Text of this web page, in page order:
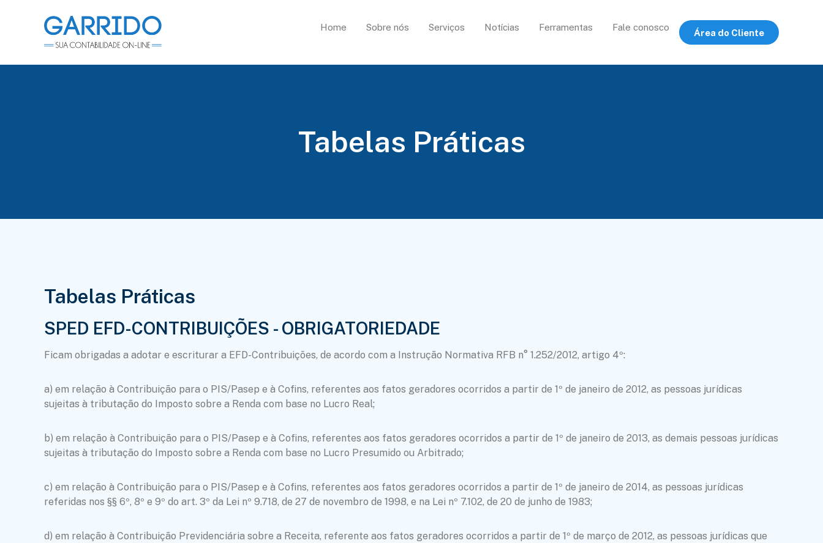
Home Sobre nós Serviços Notícias Ferramentas Fale conosco
Área do Cliente
Tabelas Práticas
Tabelas Práticas
SPED EFD-CONTRIBUIÇÕES - OBRIGATORIEDADE
Ficam obrigadas a adotar e escriturar a EFD-Contribuições, de acordo com a Instrução Normativa RFB n° 1.252/2012, artigo 4º:
a) em relação à Contribuição para o PIS/Pasep e à Cofins, referentes aos fatos geradores ocorridos a partir de 1º de janeiro de 2012, as pessoas jurídicas
sujeitas à tributação do Imposto sobre a Renda com base no Lucro Real;
b) em relação à Contribuição para o PIS/Pasep e à Cofins, referentes aos fatos geradores ocorridos a partir de 1º de janeiro de 2013, as demais pessoas jurídicas
sujeitas à tributação do Imposto sobre a Renda com base no Lucro Presumido ou Arbitrado;
c) em relação à Contribuição para o PIS/Pasep e à Cofins, referentes aos fatos geradores ocorridos a partir de 1º de janeiro de 2014, as pessoas jurídicas
referidas nos §§ 6º, 8º e 9º do art. 3º da Lei nº 9.718, de 27 de novembro de 1998, e na Lei nº 7.102, de 20 de junho de 1983;
d) em relação à Contribuição Previdenciária sobre a Receita, referente aos fatos geradores ocorridos a partir de 1º de março de 2012, as pessoas jurídicas que